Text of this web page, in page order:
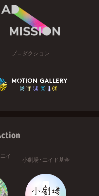
プロダクション
イ
小劇場・エイド基金